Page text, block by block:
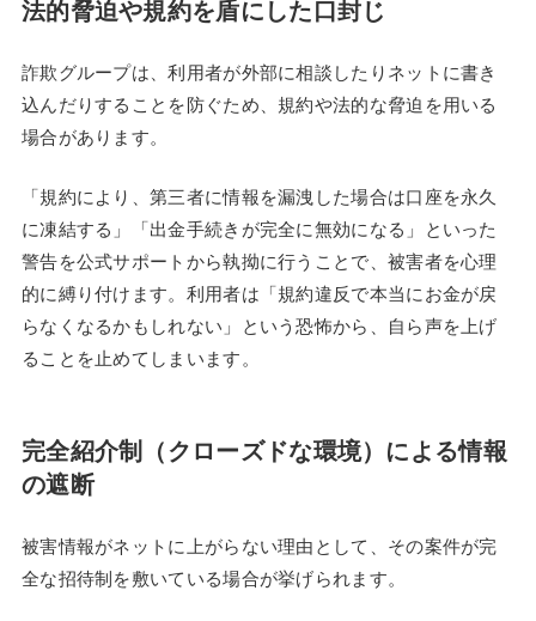
法的脅迫や規約を盾にした口封じ
詐欺グループは、利用者が外部に相談したりネットに書き
込んだりすることを防ぐため、規約や法的な脅迫を用いる
場合があります。
「規約により、第三者に情報を漏洩した場合は口座を永久
に凍結する」「出金手続きが完全に無効になる」といった
警告を公式サポートから執拗に行うことで、被害者を心理
的に縛り付けます。利用者は「規約違反で本当にお金が戻
らなくなるかもしれない」という恐怖から、自ら声を上げ
ることを止めてしまいます。
完全紹介制（クローズドな環境）による情報
の遮断
被害情報がネットに上がらない理由として、その案件が完
全な招待制を敷いている場合が挙げられます。